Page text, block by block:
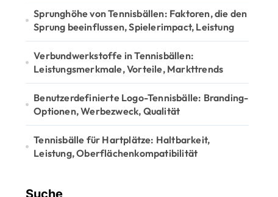
Sprunghöhe von Tennisbällen: Faktoren, die den
Sprung beeinflussen, Spielerimpact, Leistung
Verbundwerkstoffe in Tennisbällen:
Leistungsmerkmale, Vorteile, Markttrends
Benutzerdefinierte Logo-Tennisbälle: Branding-
Optionen, Werbezweck, Qualität
Tennisbälle für Hartplätze: Haltbarkeit,
Leistung, Oberflächenkompatibilität
Suche